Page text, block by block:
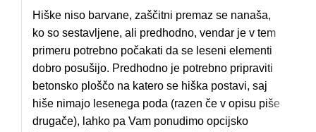
Hiške niso barvane, zaščitni premaz se nanaša,
ko so sestavljene, ali predhodno, vendar je v tem
primeru potrebno počakati da se leseni elementi
dobro posušijo. Predhodno je potrebno pripraviti
betonsko ploščo na katero se hiška postavi, saj
hiše nimajo lesenega poda (razen če v opisu piše
drugače), lahko pa Vam ponudimo opcijsko